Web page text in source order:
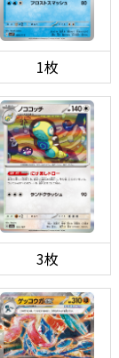
1枚
3枚